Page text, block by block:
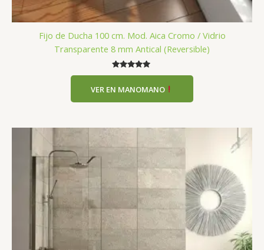
Fijo de Ducha 100 cm. Mod. Aica Cromo / Vidrio
Transparente 8 mm Antical (Reversible)
Valorado
5.00
VER EN MANOMANO